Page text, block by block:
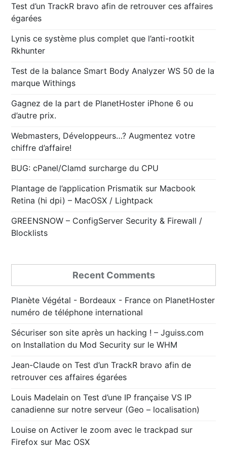
Test d’un TrackR bravo afin de retrouver ces affaires
égarées
Lynis ce système plus complet que l’anti-rootkit
Rkhunter
Test de la balance Smart Body Analyzer WS 50 de la
marque Withings
Gagnez de la part de PlanetHoster iPhone 6 ou
d’autre prix.
Webmasters, Développeurs…? Augmentez votre
chiffre d’affaire!
BUG: cPanel/Clamd surcharge du CPU
Plantage de l’application Prismatik sur Macbook
Retina (hi dpi) – MacOSX / Lightpack
GREENSNOW – ConfigServer Security & Firewall /
Blocklists
Recent Comments
Planète Végétal - Bordeaux - France on PlanetHoster
numéro de téléphone international
Sécuriser son site après un hacking ! – Jguiss.com
on Installation du Mod Security sur le WHM
Jean-Claude onTest d’un TrackR bravo afin de
retrouver ces affaires égarées
Louis Madelain onTest d’une IP française VS IP
canadienne sur notre serveur (Geo – localisation)
Louise on Activer le zoom avec le trackpad sur
Firefox sur Mac OSX